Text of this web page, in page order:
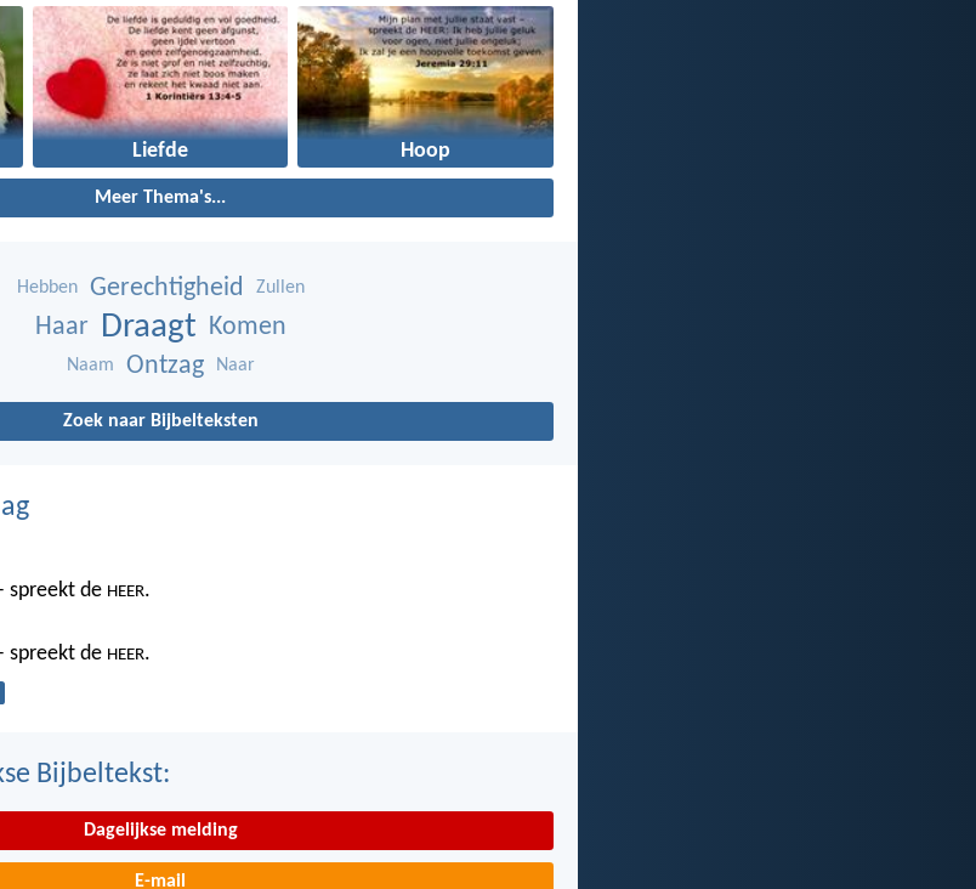
Liefde Hoop
Meer Thema's...
Hebben Gerechtigheid Zullen
Haar Draagt Komen
Naam Ontzag Naar
Zoek naar Bijbelteksten
spreekt de HEER.
spreekt de HEER.
Bijbeltekst:
Dagelijkse melding
E-mail